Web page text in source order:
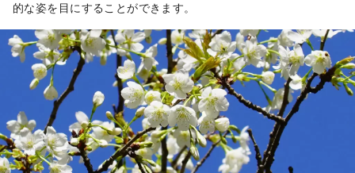
的な姿を目にすることができます。